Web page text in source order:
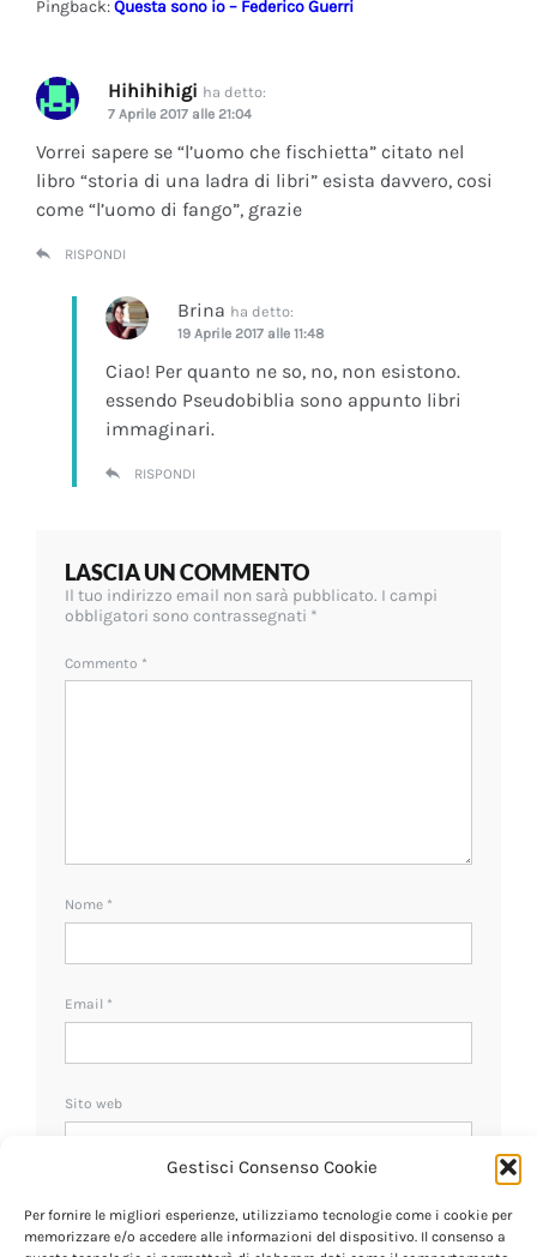
Gestisci Consenso Cookie
Per fornire le migliori esperienze, utilizziamo tecnologie come i cookie per
memorizzare e/o accedere alle informazioni del dispositivo. Il consenso a
Pingback:Questa sono io – Federico Guerri
Hihihihigi ha detto:
7 Aprile 2017 alle 21:04
Vorrei sapere se “l’uomo che fischietta” citato nel
libro “storia di una ladra di libri” esista davvero, cosi
come “l’uomo di fango”, grazie
RISPONDI
Brina ha detto:
19 Aprile 2017 alle 11:48
Ciao! Per quanto ne so, no, non esistono.
essendo Pseudobiblia sono appunto libri
immaginari.
RISPONDI
LASCIA UN COMMENTO
Il tuo indirizzo email non sarà pubblicato. I campi
obbligatori sono contrassegnati *
Commento *
Nome *
Email *
Sito web